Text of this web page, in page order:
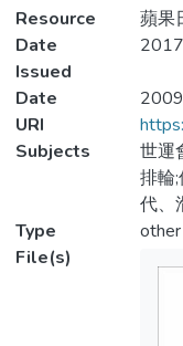
Resource
蘋果
Date
Issued
Date
URI
Subjects
世運
排輪
代、
Type
other
File(s)